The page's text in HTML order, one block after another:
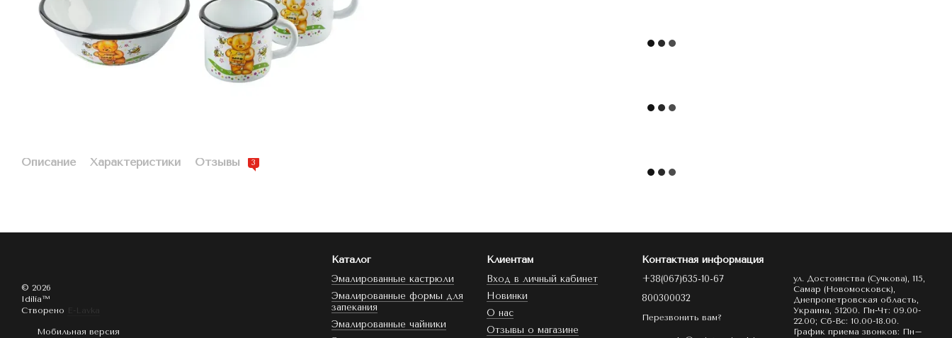
Описание Характеристики Отзывы 3
© 2026
Idilia™️
Створено E-Lavka
Мобильная версия
Каталог
Эмалированные кастрюли
Эмалированные формы для
запекания
Эмалированные чайники
Клиентам
Вход в личный кабинет
Новинки
О нас
Отзывы о магазине
Контактная информация
+38(067)635-10-67
800300032
Перезвонить вам?
ул. Достоинства (Сучкова), 115,
Самар (Новомосковск),
Днепропетровская область,
Украина, 51200. Пн-Чт: 09.00-
22.00; Сб-Вс: 10.00-18.00.
График приема звонков: Пн–